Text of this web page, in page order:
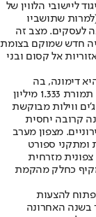
הוקם בשנות ה-80', אך בניגוד ליישובי הלווין של
שתושביו
לעסקים. מצב זה
חדש שמוקם בצומת
אל קסום ובני
דימונה, בה
התבצעה רכישה של בית דו-משפחתי בגודל 113 מ"ר תמורת 1.333 מיליון
ווילות מבוקשת
בתחילת המאה ה-21'. השכונה קרובה יחסית
מצפון מערב
ומתקני ספורט
מזרחית
כחלק מהקמת
פתוח להצעות
בשנה האחרונה